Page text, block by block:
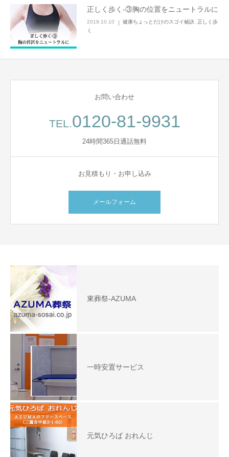
正しく歩く-③胸の位置をニュートラルに
2019.10.10 健康ちょっとだけのスゴイ秘訣 正しく歩
く
お問い合わせ
TEL.0120-81-9931
24時間365日通話無料
お見積もり・お申し込み
メールフォーム
東葬祭-AZUMA
一時安置サービス
元気ひろば おれんじ